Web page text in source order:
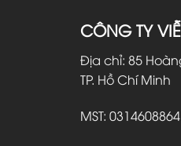
CÔNG TY
Địa chỉ: 85
TP. Hồ Chí Minh
MST: 0314608864